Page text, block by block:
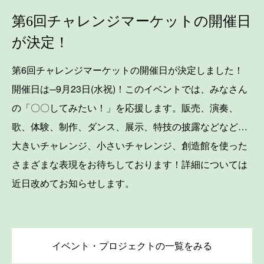
第6回チャレンジマーケットの開催日
が決定！
第6回チャレンジマーケットの開催日が決定しました！
開催日は─9月23日(水祝)！このイベントでは、みなさん
の「〇〇してみたい！」を応援します。販売、演奏、
歌、体験、制作、ダンス、展示、特技の披露などなど…
大きいチャレンジ、小さいチャレンジ、創造館を使った
さまざまな表現をお待ちしております！詳細については
近日改めてお知らせします。
イベント・プロジェクトの一覧をみる